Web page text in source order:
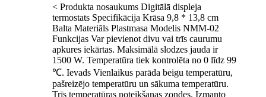
< Produkta nosaukums Digitālā displeja
termostats Specifikācija Krāsa 9,8 * 13,8 cm
Balta Materiāls Plastmasa Modelis NMM-02
Funkcijas Var pievienot divu vai trīs caurumu
apkures iekārtas. Maksimālā slodzes jauda ir
1500 W. Temperatūra tiek kontrolēta no 0 līdz 99
℃. Ievads Vienlaikus parāda beigu temperatūru,
pašreizējo temperatūru un sākuma temperatūru.
Trīs temperatūras noteikšanas zondes. Izmanto